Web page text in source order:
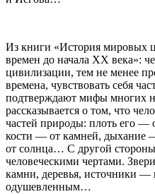
Из книги «История мировых
времен до начала XX века»:
цивилизации, тем не менее
времена, чувствовать себя
подтверждают мифы многих
рассказывается о том, что
частей природы: плоть его —
кости — от камней, дыхание
от солнца… С другой
человеческими чертами.
камни, деревья, источники —
одушевленным…